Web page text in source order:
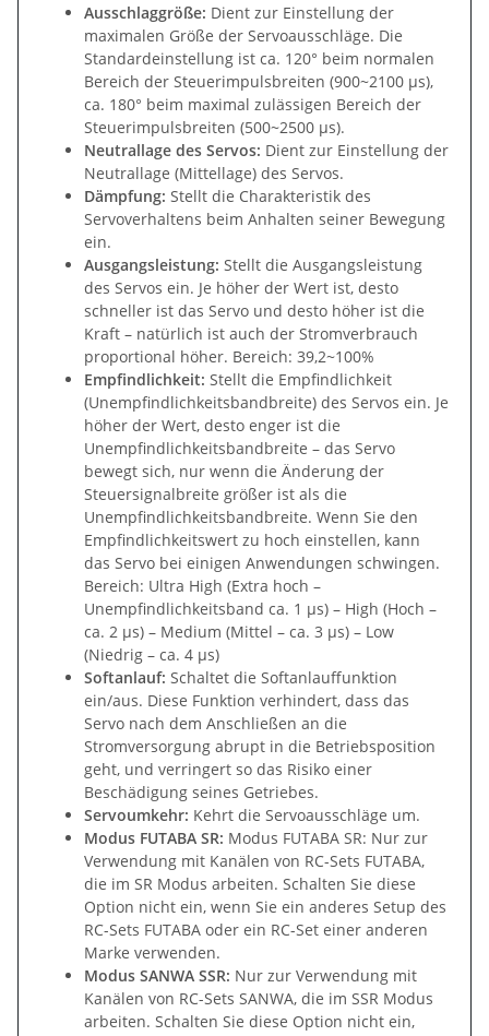
Ausschlaggröße: Dient zur Einstellung der
maximalen Größe der Servoausschläge. Die
Standardeinstellung ist ca. 120° beim normalen
Bereich der Steuerimpulsbreiten (900~2100 µs),
ca. 180° beim maximal zulässigen Bereich der
Steuerimpulsbreiten (500~2500 µs).
Neutrallage des Servos: Dient zur Einstellung der
Neutrallage (Mittellage) des Servos.
Dämpfung: Stellt die Charakteristik des
Servoverhaltens beim Anhalten seiner Bewegung
ein.
Ausgangsleistung: Stellt die Ausgangsleistung
des Servos ein. Je höher der Wert ist, desto
schneller ist das Servo und desto höher ist die
Kraft – natürlich ist auch der Stromverbrauch
proportional höher. Bereich: 39,2~100%
Empfindlichkeit: Stellt die Empfindlichkeit
(Unempfindlichkeitsbandbreite) des Servos ein. Je
höher der Wert, desto enger ist die
Unempfindlichkeitsbandbreite – das Servo
bewegt sich, nur wenn die Änderung der
Steuersignalbreite größer ist als die
Unempfindlichkeitsbandbreite. Wenn Sie den
Empfindlichkeitswert zu hoch einstellen, kann
das Servo bei einigen Anwendungen schwingen.
Bereich: Ultra High (Extra hoch –
Unempfindlichkeitsband ca. 1 µs) – High (Hoch –
ca. 2 µs) – Medium (Mittel – ca. 3 µs) – Low
(Niedrig – ca. 4 µs)
Softanlauf: Schaltet die Softanlauffunktion
ein/aus. Diese Funktion verhindert, dass das
Servo nach dem Anschließen an die
Stromversorgung abrupt in die Betriebsposition
geht, und verringert so das Risiko einer
Beschädigung seines Getriebes.
Servoumkehr: Kehrt die Servoausschläge um.
Modus FUTABA SR: Modus FUTABA SR: Nur zur
Verwendung mit Kanälen von RC-Sets FUTABA,
die im SR Modus arbeiten. Schalten Sie diese
Option nicht ein, wenn Sie ein anderes Setup des
RC-Sets FUTABA oder ein RC-Set einer anderen
Marke verwenden.
Modus SANWA SSR: Nur zur Verwendung mit
Kanälen von RC-Sets SANWA, die im SSR Modus
arbeiten. Schalten Sie diese Option nicht ein,